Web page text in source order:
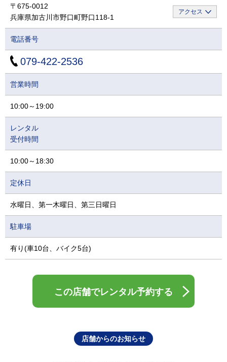
〒675-0012
兵庫県加古川市野口町野口118-1
アクセス
電話番号
079-422-2536
営業時間
10:00～19:00
レンタル
受付時間
10:00～18:30
定休日
水曜日、第一木曜日、第三日曜日
駐車場
有り(車10台、バイク5台)
この店舗でレンタル予約する
店舗からのお知らせ